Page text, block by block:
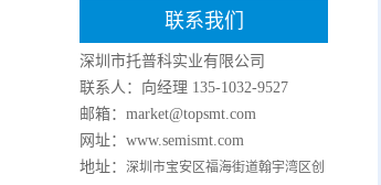
联系我们
深圳市托普科实业有限公司
联系人：向经理 135-1032-9527
邮箱：market@topsmt.com
网址：www.semismt.com
地址： 深圳市宝安区福海街道翰宇湾区创